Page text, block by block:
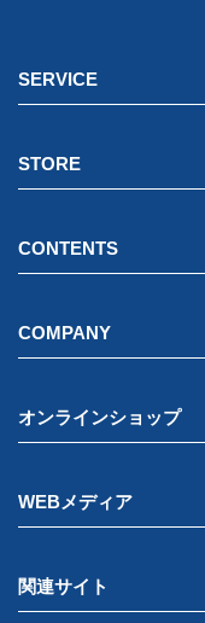
SERVICE
STORE
CONTENTS
COMPANY
オンラインショップ
WEBメディア
関連サイト